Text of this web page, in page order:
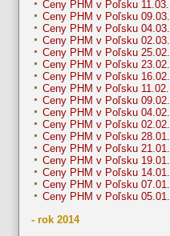
Ceny PHM v Poľsku 11.03.
Ceny PHM v Poľsku 09.03.
Ceny PHM v Poľsku 04.03.
Ceny PHM v Poľsku 02.03.
Ceny PHM v Poľsku 25.02.
Ceny PHM v Poľsku 23.02.
Ceny PHM v Poľsku 16.02.
Ceny PHM v Poľsku 11.02.
Ceny PHM v Poľsku 09.02.
Ceny PHM v Poľsku 04.02.
Ceny PHM v Poľsku 02.02.
Ceny PHM v Poľsku 28.01.
Ceny PHM v Poľsku 21.01.
Ceny PHM v Poľsku 19.01.
Ceny PHM v Poľsku 14.01.
Ceny PHM v Poľsku 07.01.
Ceny PHM v Poľsku 05.01.
- rok 2014